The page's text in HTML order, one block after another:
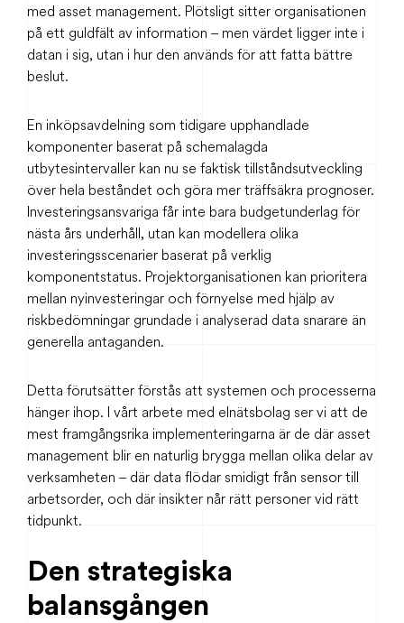
med asset management. Plötsligt sitter organisationen
på ett guldfält av information – men värdet ligger inte i
datan i sig, utan i hur den används för att fatta bättre
beslut.
En inköpsavdelning som tidigare upphandlade
komponenter baserat på schemalagda
utbytesintervaller kan nu se faktisk tillståndsutveckling
över hela beståndet och göra mer träffsäkra prognoser.
Investeringsansvariga får inte bara budgetunderlag för
nästa års underhåll, utan kan modellera olika
investeringsscenarier baserat på verklig
komponentstatus. Projektorganisationen kan prioritera
mellan nyinvesteringar och förnyelse med hjälp av
riskbedömningar grundade i analyserad data snarare än
generella antaganden.
Detta förutsätter förstås att systemen och processerna
hänger ihop. I vårt arbete med elnätsbolag ser vi att de
mest framgångsrika implementeringarna är de där asset
management blir en naturlig brygga mellan olika delar av
verksamheten – där data flödar smidigt från sensor till
arbetsorder, och där insikter når rätt personer vid rätt
tidpunkt.
Den strategiska
balansgången